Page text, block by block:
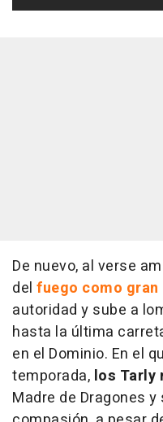
De nuevo, al verse
del fuego como
autoridad y sube a
hasta la última
en el Dominio. En el
temporada, los Tarly
Madre de Dragones